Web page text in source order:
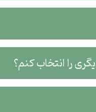
را انتخاب کنم؟